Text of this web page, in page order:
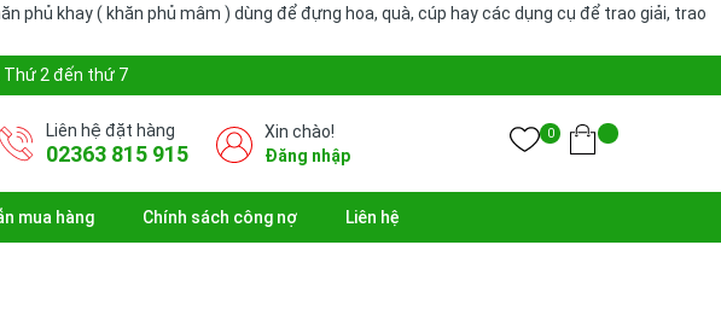
phủ khay ( khăn phủ mâm ) dùng để đựng hoa, quà, cúp hay các dụng cụ để trao giải, trao
Thứ 2 đến thứ 7
Liên hệ đặt hàng
02363 815 915
Xin chào!
Đăng nhập
0
mua hàng Chính sách công nợ Liên hệ